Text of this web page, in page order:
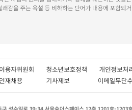
쾌감을 주는 욕설 등 비하하는 단어가 내용에 포함되
이용자위원회 청소년보호정책 개인정보
인재채용 기사제보 이메일무단
구 성수일로 39-34 서울숲더스페이스 12층 1201호-1203